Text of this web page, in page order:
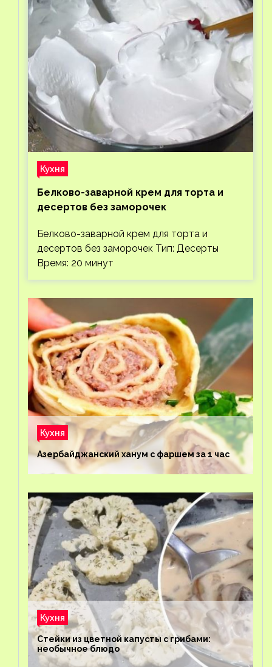
Кухня
Белково-заварной крем для торта и
десертов без заморочек
Белково-заварной крем для торта и
десертов без заморочек Тип: Десерты
Время: 20 минут
Кухня
Азербайджанский ханум с фаршем за 1 час
Кухня
Стейки из цветной капусты с грибами:
необычное блюдо